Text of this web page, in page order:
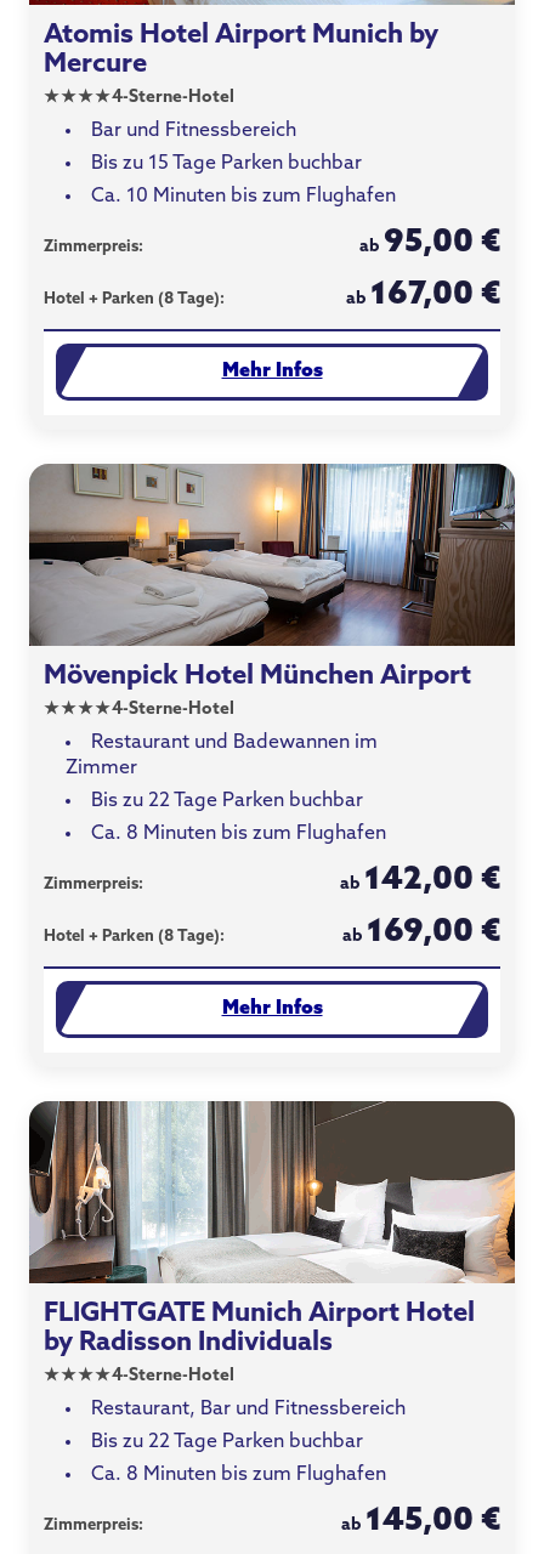
Atomis Hotel Airport Munich by
Mercure
★★★★4-Sterne-Hotel
Bar und Fitnessbereich
Bis zu 15 Tage Parken buchbar
Ca. 10 Minuten bis zum Flughafen
Zimmerpreis: ab 95,00 €
Hotel + Parken (8 Tage): ab 167,00 €
Mehr Infos
Mövenpick Hotel München Airport
★★★★4-Sterne-Hotel
Restaurant und Badewannen im
Zimmer
Bis zu 22 Tage Parken buchbar
Ca. 8 Minuten bis zum Flughafen
Zimmerpreis: ab 142,00 €
Hotel + Parken (8 Tage): ab 169,00 €
Mehr Infos
FLIGHTGATE Munich Airport Hotel
by Radisson Individuals
★★★★4-Sterne-Hotel
Restaurant, Bar und Fitnessbereich
Bis zu 22 Tage Parken buchbar
Ca. 8 Minuten bis zum Flughafen
Zimmerpreis: ab 145,00 €